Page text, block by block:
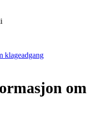
klageadgang
om